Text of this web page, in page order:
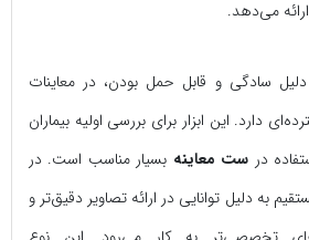
می‌دهد.
سادگی و قابل حمل بودن، در معاینات
دارد. این ابزار برای بررسی اولیه بیماران
در ست معاینه بسیار مناسب است. در
به دلیل توانایی در ارائه تصاویر دقیق‌تر و